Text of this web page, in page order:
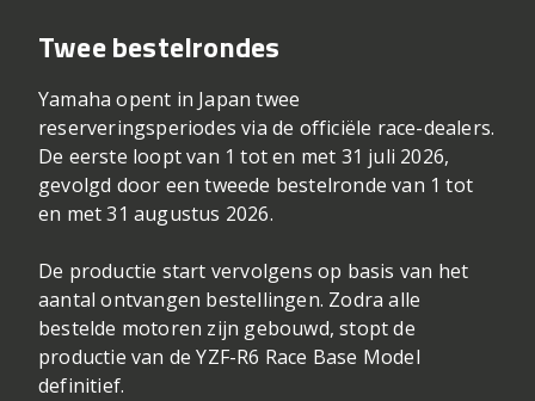
Twee bestelrondes
Yamaha opent in Japan twee
reserveringsperiodes via de officiële race-dealers.
De eerste loopt van 1 tot en met 31 juli 2026,
gevolgd door een tweede bestelronde van 1 tot
en met 31 augustus 2026.
De productie start vervolgens op basis van het
aantal ontvangen bestellingen. Zodra alle
bestelde motoren zijn gebouwd, stopt de
productie van de YZF-R6 Race Base Model
definitief.